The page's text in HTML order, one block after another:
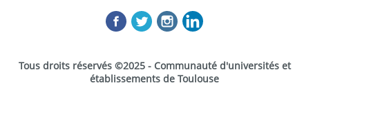
Tous droits réservés ©2025 - Communauté d'universités et
établissements de Toulouse